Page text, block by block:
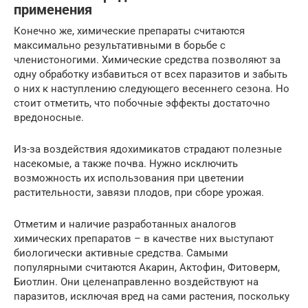
применения
Конечно же, химические препараты считаются
максимально результативными в борьбе с
членистоногими. Химические средства позволяют за
одну обработку избавиться от всех паразитов и забыть
о них к наступлению следующего весеннего сезона. Но
стоит отметить, что побочные эффекты достаточно
вредоносные.
Из-за воздействия ядохимикатов страдают полезные
насекомые, а также почва. Нужно исключить
возможность их использования при цветении
растительности, завязи плодов, при сборе урожая.
Отметим и наличие разработанных аналогов
химических препаратов – в качестве них выступают
биологически активные средства. Самыми
популярными считаются Акарин, Актофин, Фитоверм,
Биотлин. Они целенаправленно воздействуют на
паразитов, исключая вред на сами растения, поскольку